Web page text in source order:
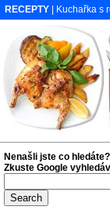
RECEPTY | Kuchařka s
Nenašli jste co hledáte?
Zkuste Google